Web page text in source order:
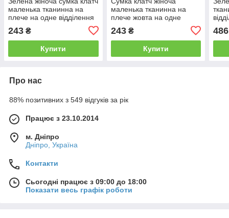
маленька тканинна на
плече на одне відділення
та дві кишені модна Jielshi
1886
243 ₴
Купити
маленька тканинна на
плече жовта на одне
відділення та дві кишені
модна Jielshi 1886
243₴
Купити
486
Про нас
88% позитивних з 549 відгуків за рік
Працює з 23.10.2014
м. Дніпро
Дніпро, Україна
Контакти
Сьогодні працює з 09:00 до 18:00
Показати весь графік роботи